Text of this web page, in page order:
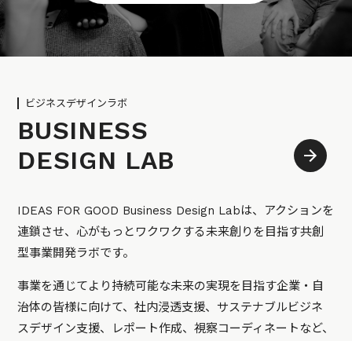
ビジネスデザインラボ
BUSINESS
DESIGN LAB
IDEAS FOR GOOD Business Design Labは、アクションを
連鎖させ、心がもっとワクワクする未来創りを目指す共創
型事業開発ラボです。
事業を通じてより持続可能な未来の実現を目指す企業・自
治体の皆様に向けて、社内浸透支援、サステナブルビジネ
スデザイン支援、レポート作成、視察コーディネートなど、